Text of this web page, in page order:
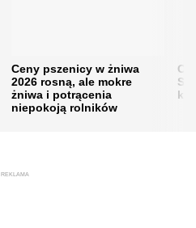
Ceny pszenicy w żniwa
2026 rosną, ale mokre
żniwa i potrącenia
niepokoją rolników
REKLAMA